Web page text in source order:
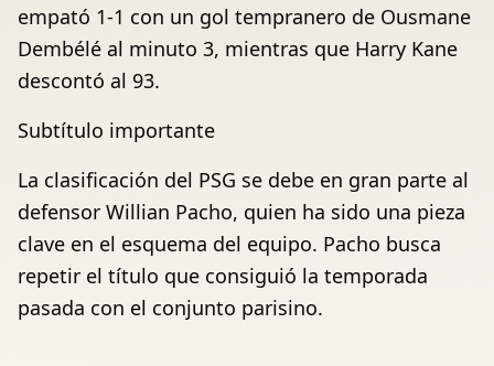
empató 1-1 con un gol tempranero de Ousmane
Dembélé al minuto 3, mientras que Harry Kane
descontó al 93.
Subtítulo importante
La clasificación del PSG se debe en gran parte al
defensor Willian Pacho, quien ha sido una pieza
clave en el esquema del equipo. Pacho busca
repetir el título que consiguió la temporada
pasada con el conjunto parisino.